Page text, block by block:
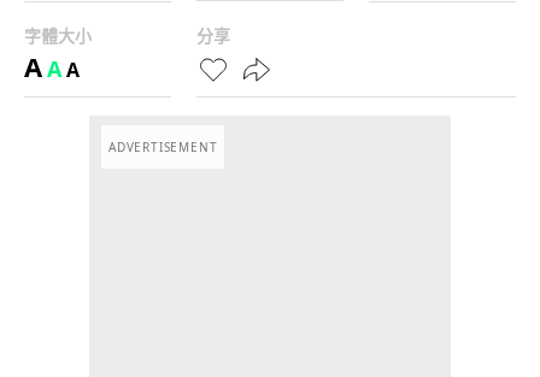
字體大小
AAA
分享
ADVERTISEMENT